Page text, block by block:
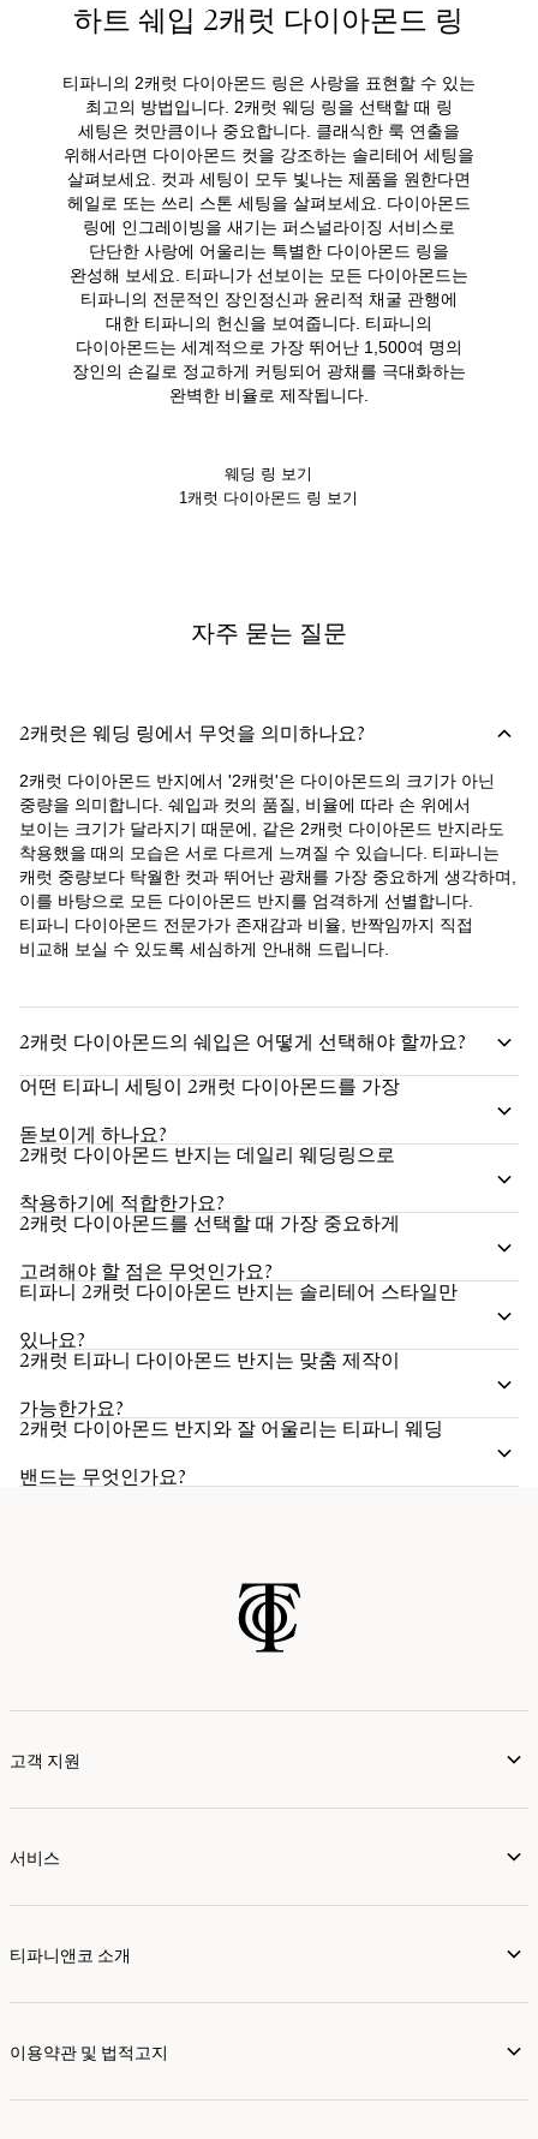
하트 쉐입 2캐럿 다이아몬드 링
티파니의 2캐럿 다이아몬드 링은 사랑을 표현할 수 있는
최고의 방법입니다. 2캐럿 웨딩 링을 선택할 때 링
세팅은 컷만큼이나 중요합니다. 클래식한 룩 연출을
위해서라면 다이아몬드 컷을 강조하는 솔리테어 세팅을
살펴보세요. 컷과 세팅이 모두 빛나는 제품을 원한다면
헤일로 또는 쓰리 스톤 세팅을 살펴보세요. 다이아몬드
링에 인그레이빙을 새기는 퍼스널라이징 서비스로
단단한 사랑에 어울리는 특별한 다이아몬드 링을
완성해 보세요. 티파니가 선보이는 모든 다이아몬드는
티파니의 전문적인 장인정신과 윤리적 채굴 관행에
대한 티파니의 헌신을 보여줍니다. 티파니의
다이아몬드는 세계적으로 가장 뛰어난 1,500여 명의
장인의 손길로 정교하게 커팅되어 광채를 극대화하는
완벽한 비율로 제작됩니다.
웨딩 링 보기
1캐럿 다이아몬드 링 보기
자주 묻는 질문
2캐럿은 웨딩 링에서 무엇을 의미하나요?
2캐럿 다이아몬드 반지에서 '2캐럿'은 다이아몬드의 크기가 아닌
중량을 의미합니다. 쉐입과 컷의 품질, 비율에 따라 손 위에서
보이는 크기가 달라지기 때문에, 같은 2캐럿 다이아몬드 반지라도
착용했을 때의 모습은 서로 다르게 느껴질 수 있습니다. 티파니는
캐럿 중량보다 탁월한 컷과 뛰어난 광채를 가장 중요하게 생각하며,
이를 바탕으로 모든 다이아몬드 반지를 엄격하게 선별합니다.
티파니 다이아몬드 전문가가 존재감과 비율, 반짝임까지 직접
비교해 보실 수 있도록 세심하게 안내해 드립니다.
2캐럿 다이아몬드의 쉐입은 어떻게 선택해야 할까요?
어떤 티파니 세팅이 2캐럿 다이아몬드를 가장
돋보이게 하나요?
2캐럿 다이아몬드 반지는 데일리 웨딩링으로
착용하기에 적합한가요?
2캐럿 다이아몬드를 선택할 때 가장 중요하게
고려해야 할 점은 무엇인가요?
티파니 2캐럿 다이아몬드 반지는 솔리테어 스타일만
있나요?
2캐럿 티파니 다이아몬드 반지는 맞춤 제작이
가능한가요?
2캐럿 다이아몬드 반지와 잘 어울리는 티파니 웨딩
밴드는 무엇인가요?
고객 지원
서비스
티파니앤코 소개
이용약관 및 법적고지